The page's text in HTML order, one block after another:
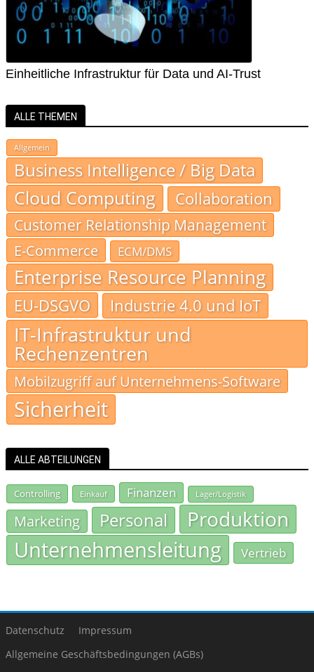
Einheitliche Infrastruktur für Data und AI-Trust
ALLE THEMEN
Allgemein
Business Intelligence / Big Data
Cloud Computing Collaboration
Customer Relationship Management
E-Commerce
ECM/DMS
Enterprise Resource Planning
EU-DSGVO Industrie 4.0 und IoT
IT-Infrastruktur und
Rechenzentren
Mobilzugriff auf Unternehmens-Software
Sicherheit
ALLE ABTEILUNGEN
Controlling Einkauf Finanzen Lager/Logistik
Marketing Personal Produktion
Unternehmensleitung Vertrieb
Datenschutz
Impressum
Allgemeine Geschäftsbedingungen (AGBs)